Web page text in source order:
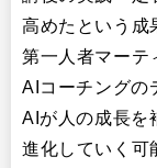
高めたという成
第一人者マーテ
AIコーチングの
AIが人の成長を
進化していく可